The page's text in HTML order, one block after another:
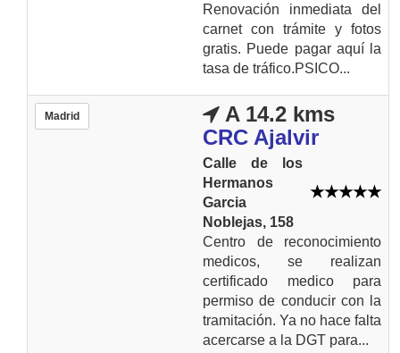
Renovación inmediata del
carnet con trámite y fotos
gratis. Puede pagar aquí la
tasa de tráfico.PSICO...
Madrid
A 14.2 kms
CRC Ajalvir
Calle de los
Hermanos
Garcia
Noblejas, 158
Centro de reconocimiento
medicos, se realizan
certificado medico para
permiso de conducir con la
tramitación. Ya no hace falta
acercarse a la DGT para...